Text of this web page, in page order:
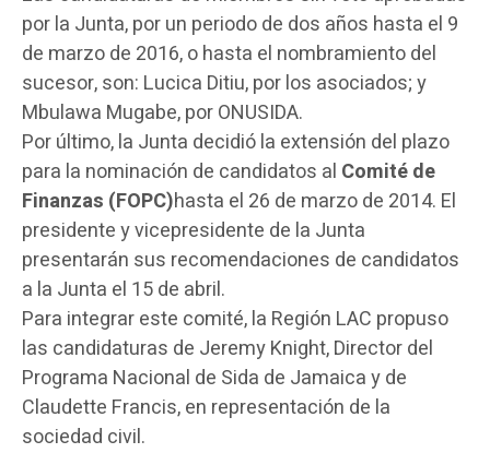
por la Junta, por un periodo de dos años hasta el 9
de marzo de 2016, o hasta el nombramiento del
sucesor, son: Lucica Ditiu, por los asociados; y
Mbulawa Mugabe, por ONUSIDA.
Por último, la Junta decidió la extensión del plazo
para la nominación de candidatos al Comité de
Finanzas (FOPC)hasta el 26 de marzo de 2014. El
presidente y vicepresidente de la Junta
presentarán sus recomendaciones de candidatos
a la Junta el 15 de abril.
Para integrar este comité, la Región LAC propuso
las candidaturas de Jeremy Knight, Director del
Programa Nacional de Sida de Jamaica y de
Claudette Francis, en representación de la
sociedad civil.